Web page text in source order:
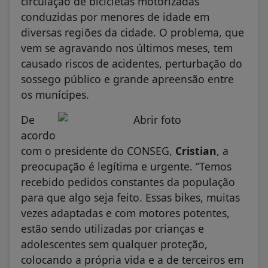
conduzidas por menores de idade em
diversas regiões da cidade. O problema, que
vem se agravando nos últimos meses, tem
causado riscos de acidentes, perturbação do
sossego público e grande apreensão entre
os munícipes.
De
acordo
com o presidente do CONSEG, Cristian, a
preocupação é legítima e urgente. “Temos
recebido pedidos constantes da população
para que algo seja feito. Essas bikes, muitas
vezes adaptadas e com motores potentes,
estão sendo utilizadas por crianças e
adolescentes sem qualquer proteção,
colocando a própria vida e a de terceiros em